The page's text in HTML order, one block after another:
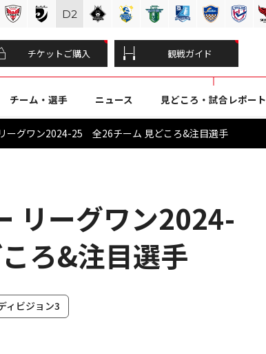
チケットご購入 観戦ガイド
チーム・選手 ニュース 見どころ・試合レポート
ーグワン2024-25 全26チーム 見どころ&注目選手
リーグワン2024-
ろ&注目選手
ィビジョン3
D2